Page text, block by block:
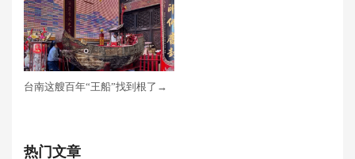
台南这艘百年“王船”找到根了→
热门文章